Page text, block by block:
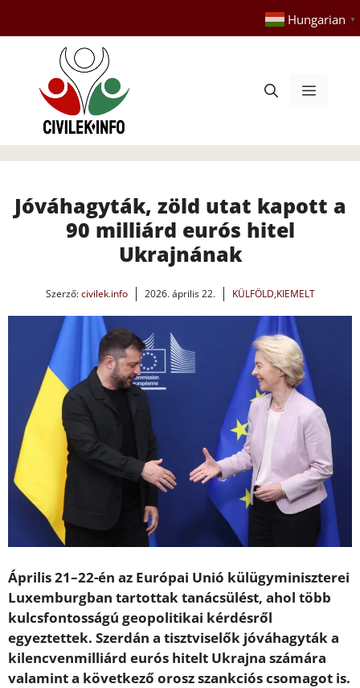
tartalomba
Hungarian ▼
Menü
Jóváhagyták, zöld utat kapott a
90 milliárd eurós hitel
Ukrajnának
Szerző:civilek.info 2026. április 22. KÜLFÖLD,KIEMELT
Április 21–22-én az Európai Unió külügyminiszterei
Luxemburgban tartottak tanácsülést, ahol több
kulcsfontosságú geopolitikai kérdésről
egyeztettek. Szerdán a tisztviselők jóváhagyták a
kilencvenmilliárd eurós hitelt Ukrajna számára
valamint a következő orosz szankciós csomagot is.